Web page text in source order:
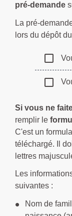
pré-demande
La pré-
lors du dépôt
check_box_outline_blank
check_box_outline_blank
Si vous ne
remplir le
C'est un
téléchargé. Il
lettres
Les
suivantes :
Nom de